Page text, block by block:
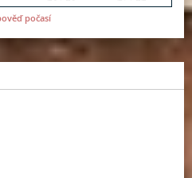
počasí